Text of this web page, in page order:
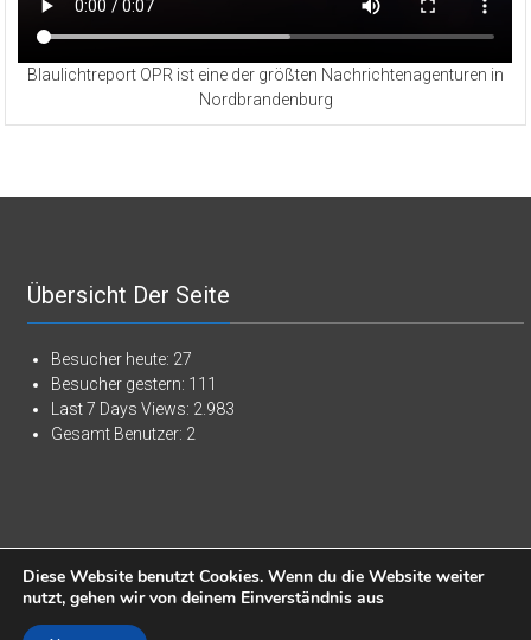
Blaulichtreport OPR ist eine der größten Nachrichtenagenturen in
Nordbrandenburg
Übersicht Der Seite
Besucher heute: 27
Besucher gestern: 111
Last 7 Days Views: 2.983
Gesamt Benutzer: 2
Copyright © 2026Blaulichtreport Ostprignitz-Ruppin. Alle Rechte
vorbehalten. Theme:ColorNewsvon ThemeGrill. Präsentiert von
Diese Website benutzt Cookies. Wenn du die Website weiter
nutzt, gehen wir von deinem Einverständnis aus